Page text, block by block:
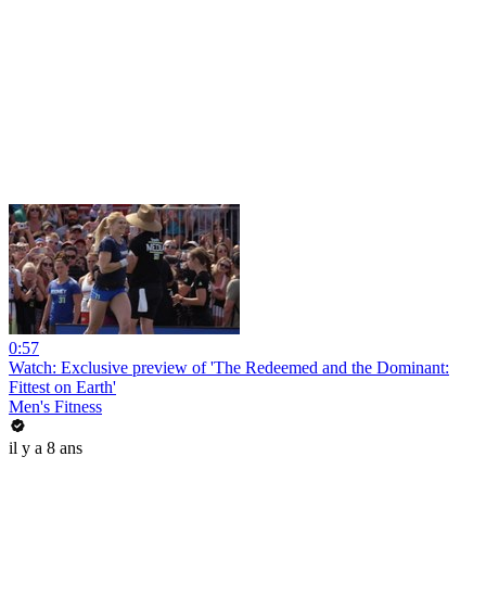
0:57
Watch: Exclusive preview of 'The Redeemed and the Dominant:
Fittest on Earth'
Men's Fitness
il y a 8 ans